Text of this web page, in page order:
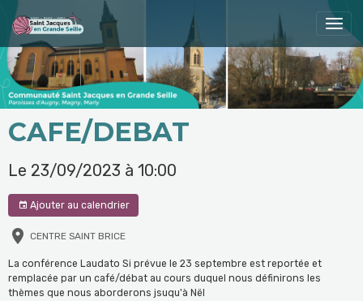
CAFE/DEBAT
Le 23/09/2023 à 10:00
Ajouter au calendrier
CENTRE SAINT BRICE
La conférence Laudato Si prévue le 23 septembre est reportée et
remplacée par un café/débat au cours duquel nous définirons les
thèmes que nous aborderons jsuqu'à Nël